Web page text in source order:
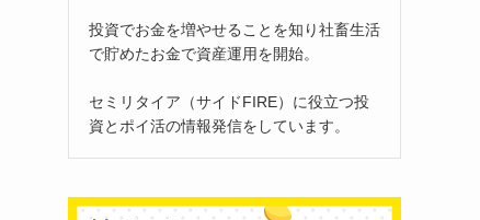
投資でお金を増やせることを知り社畜生活
で貯めたお金で資産運用を開始。
セミリタイア（サイドFIRE）に役立つ投
資とポイ活の情報発信をしています。